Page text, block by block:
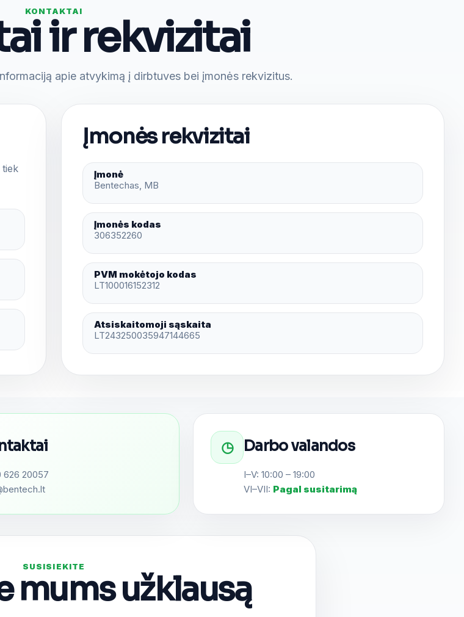
KONTAKTAI
ir rekvizitai
apie atvykimą į dirbtuves bei įmonės rekvizitus.
tiek
Įmonės rekvizitai
Įmonė
Bentechas, MB
Įmonės kodas
306352260
PVM mokėtojo kodas
LT100016152312
Atsiskaitomoji sąskaita
LT243250035947144665
626 20057
◷ Darbo valandos
I–V: 10:00 – 19:00
VI–VII: Pagal susitarimą
SUSISIEKITE
mums užklausą